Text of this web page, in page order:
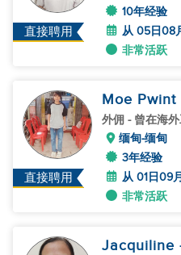
直接聘用
10年经验
从 05日08
非常活跃
直接聘用
Moe Pwint
外佣 - 曾在海
缅甸-缅甸
3年经验
从 01日09
非常活跃
Jacquiline